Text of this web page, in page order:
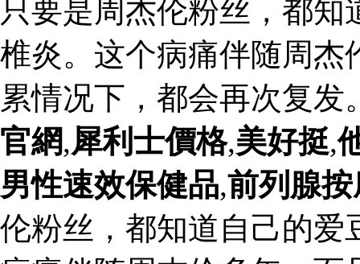
只要是周杰伦粉丝，都
椎炎。这个病痛伴随周杰
累情况下，都会再次复发
官網,犀利士價格,美好挺,
男性速效保健品,前列腺
伦粉丝，都知道自己的爱